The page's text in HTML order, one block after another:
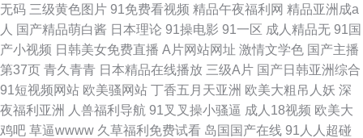
无码 三级黄色图片 91免费看视频 精品午夜福利网 精品亚洲成a
人 国产精品萌白酱 日本理论 91操电影 91一区 成人精品无 91国
产小视频 日韩美女免费直播 A片网站网址 激情文学色 国产主播
第37页 青久青青 日本精品在线播放 三级A片 国产日韩亚洲综合
91短视频网站 欧美骚网站 丁香五月天亚洲 欧美大粗吊人妖 深
夜福利亚洲
人兽福利导航 91叉叉操小骚逼 成人18视频 欧美大
鸡吧 草逼wwww 久草福利免费试看 岛国国产在线 91人人超碰